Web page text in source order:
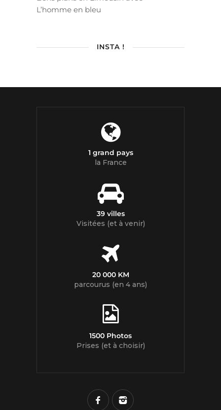
L’homme en bleu
INSTA !
1 grand pays
la France
39 villes
Visitées (et à venir)
20 000 KM
parcourus (en 4 ans)
1500 Photos
Prises (et à choisir)